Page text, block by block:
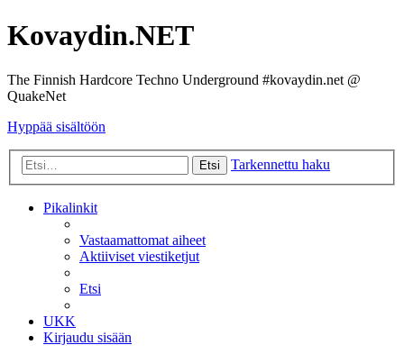
Kovaydin.NET
The Finnish Hardcore Techno Underground #kovaydin.net @
QuakeNet
Hyppää sisältöön
Etsi Tarkennettu haku
Pikalinkit
Vastaamattomat aiheet
Aktiiviset viestiketjut
Etsi
UKK
Kirjaudu sisään